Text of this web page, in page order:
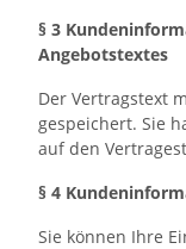
§ 3
Angebotstextes
Der Vertragstext
gespeichert. Sie
auf den
§ 4
Sie können Ihre